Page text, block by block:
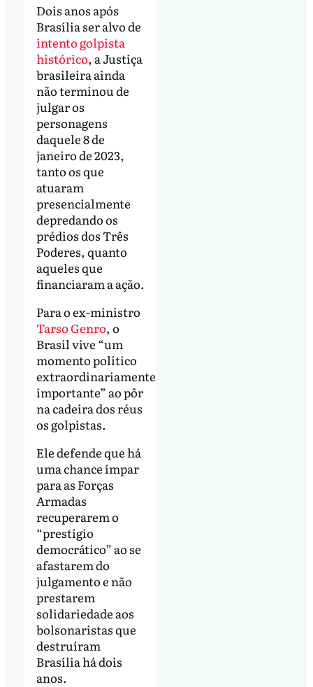
Dois anos após
Brasília ser alvo de
intento golpista
histórico, a Justiça
brasileira ainda
não terminou de
julgar os
personagens
daquele 8 de
janeiro de 2023,
tanto os que
atuaram
presencialmente
depredando os
prédios dos Três
Poderes, quanto
aqueles que
financiaram a ação.
Para o ex-ministro
Tarso Genro, o
Brasil vive “um
momento político
extraordinariamente
importante” ao pôr
na cadeira dos réus
os golpistas.
Ele defende que há
uma chance ímpar
para as Forças
Armadas
recuperarem o
“prestígio
democrático” ao se
afastarem do
julgamento e não
prestarem
solidariedade aos
bolsonaristas que
destruíram
Brasília há dois
anos.